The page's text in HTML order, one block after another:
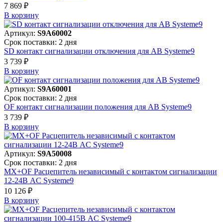
7 869 ₽
В корзинy
Артикул: S9A60002
Срок поставки: 2 дня
SD контакт сигнализации отключения для АВ Systeme9
3 739 ₽
В корзинy
Артикул: S9A60001
Срок поставки: 2 дня
OF контакт сигнализации положения для АВ Systeme9
3 739 ₽
В корзинy
Артикул: S9A50008
Срок поставки: 2 дня
MX+OF Расцепитель независимый с контактом сигнализации
12-24В AC Systeme9
10 126 ₽
В корзинy